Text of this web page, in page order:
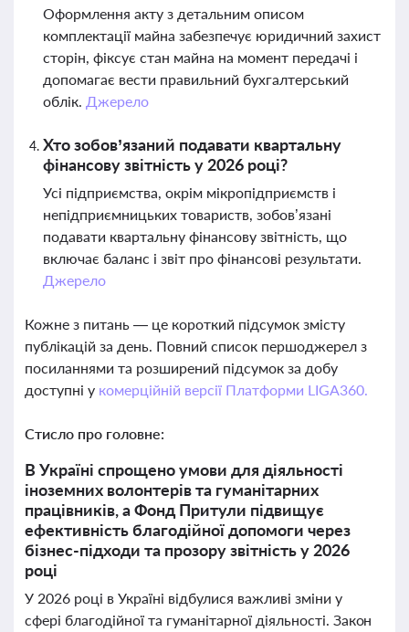
Оформлення акту з детальним описом
комплектації майна забезпечує юридичний захист
сторін, фіксує стан майна на момент передачі і
допомагає вести правильний бухгалтерський
облік. Джерело
Хто зобов’язаний подавати квартальну
фінансову звітність у 2026 році?
Усі підприємства, окрім мікропідприємств і
непідприємницьких товариств, зобов’язані
подавати квартальну фінансову звітність, що
включає баланс і звіт про фінансові результати.
Джерело
Кожне з питань — це короткий підсумок змісту
публікацій за день. Повний список першоджерел з
посиланнями та розширений підсумок за добу
доступні у комерційній версії Платформи LIGA360.
Стисло про головне:
В Україні спрощено умови для діяльності
іноземних волонтерів та гуманітарних
працівників, а Фонд Притули підвищує
ефективність благодійної допомоги через
бізнес-підходи та прозору звітність у 2026
році
У 2026 році в Україні відбулися важливі зміни у
сфері благодійної та гуманітарної діяльності. Закон